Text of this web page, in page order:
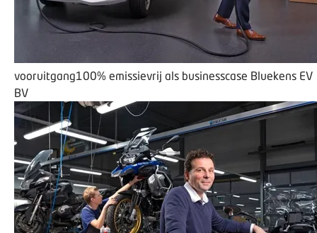
vooruitgang100% emissievrij als businesscase Bluekens EV
BV